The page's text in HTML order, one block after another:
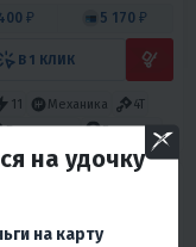
₽ 5 170 ₽
В 1 КЛИК
11 Механика
4T
Воздушное Беларусь
на удочку
на карту